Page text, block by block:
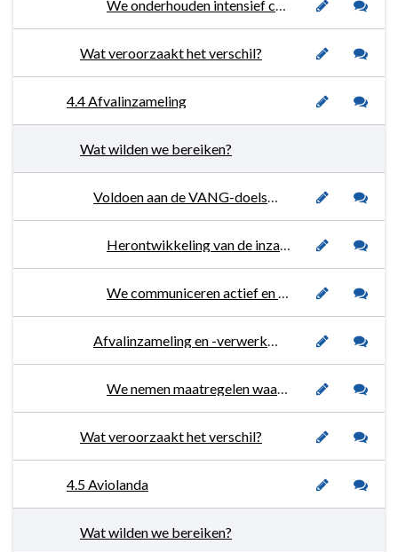
We onderhouden intensief contact met de ondernemersverenigingen.
Wat veroorzaakt het verschil?
4.4 Afvalinzameling
Wat wilden we bereiken?
Voldoen aan de VANG-doelstellingen (van afval naar grondstof). Waarbij de pijlers 'kostendekkendheid' en 'de vervuiler betaalt' van belang zijn.
Herontwikkeling van de inzamelfaciliteiten en dienstverlening om inwoners in staat te stellen om beter hun afval te scheiden.
We communiceren actief en gericht om bewoners te stimuleren hun afval beter te scheiden.
Afvalinzameling en -verwerking is 100% kostendekkend.
We nemen maatregelen waardoor de vervuiler betaalt en proberen de kosten voor onze inwoners niet meer te laten stijgen dan de inflatie.
Wat veroorzaakt het verschil?
4.5 Aviolanda
Wat wilden we bereiken?